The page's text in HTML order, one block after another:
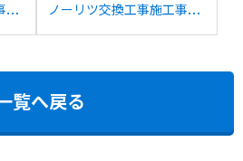
ノーリツ交換工事施工事
覧へ戻る